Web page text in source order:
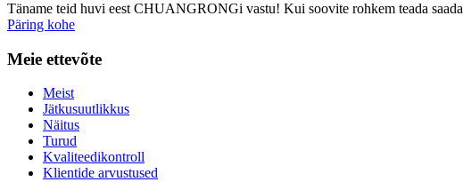
Täname teid huvi eest CHUANGRONGi vastu! Kui soovite rohkem teada
Päring kohe
Meie ettevõte
Meist
Jätkusuutlikkus
Näitus
Turud
Kvaliteedikontroll
Klientide arvustused